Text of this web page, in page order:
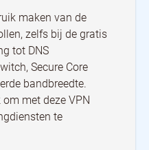
maken van de
zelfs bij de gratis
tot DNS
Secure Core
bandbreedte.
met deze VPN
te